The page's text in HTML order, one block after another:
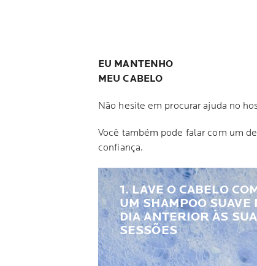
EU MANTENHO
MEU CABELO
Não hesite em procurar ajuda no
Você também pode falar com um
confiança.
1. LAVE O CABELO
UM SHAMPOO SUAVE
DIA ANTERIOR ÀS
SESSÕES